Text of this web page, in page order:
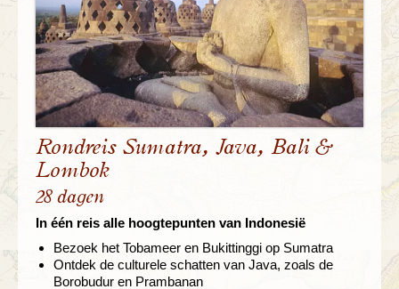
Rondreis Sumatra, Java, Bali &
Lombok
28 dagen
In één reis alle hoogtepunten van Indonesië
Bezoek het Tobameer en Bukittinggi op Sumatra
Ontdek de culturele schatten van Java, zoals de
Borobudur en Prambanan